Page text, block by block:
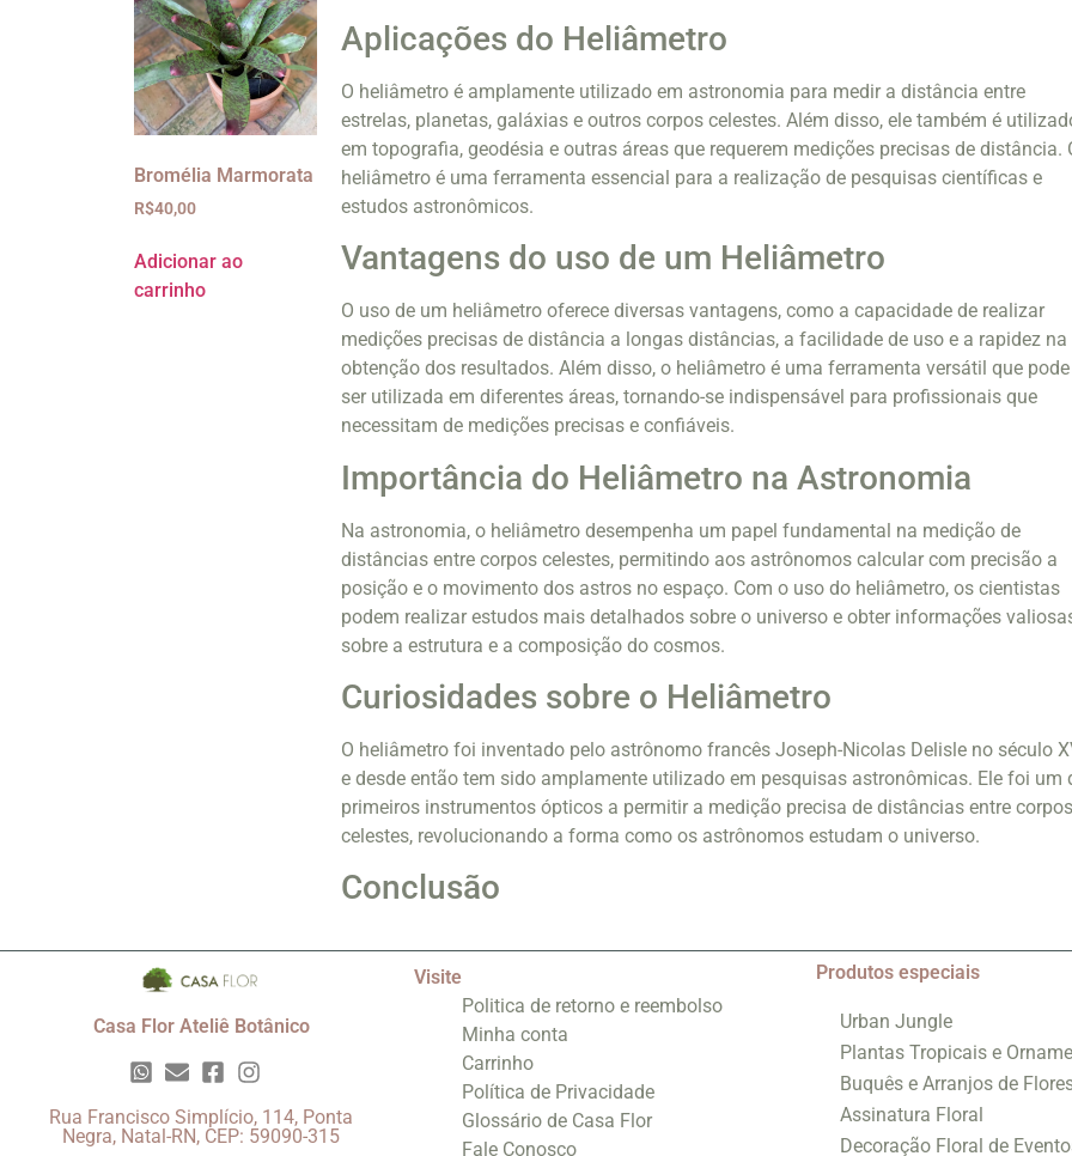
Bromélia Marmorata
R$40,00
Adicionar ao
carrinho
Aplicações do Heliâmetro
O heliâmetro é amplamente utilizado em astronomia para medir a distância entre
estrelas, planetas, galáxias e outros corpos celestes. Além disso, ele também é
em topografia, geodésia e outras áreas que requerem medições precisas de distância.
heliâmetro é uma ferramenta essencial para a realização de pesquisas científicas e
estudos astronômicos.
Vantagens do uso de um Heliâmetro
O uso de um heliâmetro oferece diversas vantagens, como a capacidade de realizar
medições precisas de distância a longas distâncias, a facilidade de uso e a rapidez na
obtenção dos resultados. Além disso, o heliâmetro é uma ferramenta versátil que pode
ser utilizada em diferentes áreas, tornando-se indispensável para profissionais que
necessitam de medições precisas e confiáveis.
Importância do Heliâmetro na Astronomia
Na astronomia, o heliâmetro desempenha um papel fundamental na medição de
distâncias entre corpos celestes, permitindo aos astrônomos calcular com precisão a
posição e o movimento dos astros no espaço. Com o uso do heliâmetro, os cientistas
podem realizar estudos mais detalhados sobre o universo e obter informações
sobre a estrutura e a composição do cosmos.
Curiosidades sobre o Heliâmetro
O heliâmetro foi inventado pelo astrônomo francês Joseph-Nicolas Delisle no século
e desde então tem sido amplamente utilizado em pesquisas astronômicas. Ele foi um
primeiros instrumentos ópticos a permitir a medição precisa de distâncias entre corpos
celestes, revolucionando a forma como os astrônomos estudam o universo.
Conclusão
Casa Flor Ateliê Botânico
Rua Francisco Simplício, 114, Ponta
Negra, Natal-RN, CEP: 59090-315
Visite
Politica de retorno e reembolso
Minha conta
Carrinho
Política de Privacidade
Glossário de Casa Flor
Fale Conosco
Produtos especiais
Urban Jungle
Plantas Tropicais e
Buquês e Arranjos de
Assinatura Floral
Decoração Floral de